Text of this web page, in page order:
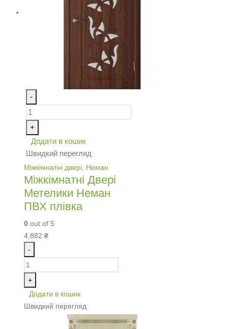
-
+
Додати в кошик
Швидкий перегляд
Міжкімнатні двері Неман
Міжкімнатні Двері
Метелики Неман
ПВХ плівка
0 out of 5
4,882 ₴
-
+
Додати в кошик
Швидкий перегляд